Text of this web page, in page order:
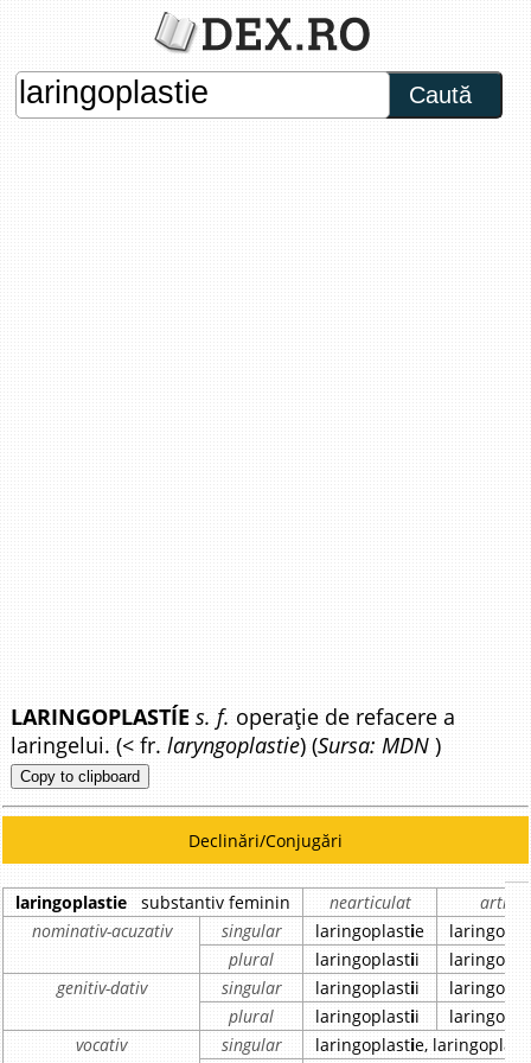
Caută
LARINGOPLASTÍE s. f. operație de refacere a
laringelui. (< fr.laryngoplastie) (Sursa: MDN )
Copy to clipboard
Declinări/Conjugări
laringoplastie substantiv feminin nearticulat
nominativ-acuzativ
singular laringoplastie
plural
laringoplastii
genitiv-dativ
singular laringoplastii
plural
laringoplastii
vocativ
singular laringoplastie, laringoplast